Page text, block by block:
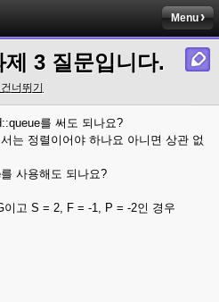
Menu
제 3 질문입니다.
너뛰기
를 써도 되나요?
는 정렬이어야 하나요 아니면 상관 없
사용해도 되나요?
이고 S = 2, F = -1, P = -2인 경우